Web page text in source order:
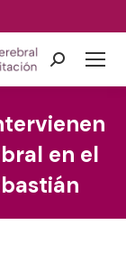
Search:
en el